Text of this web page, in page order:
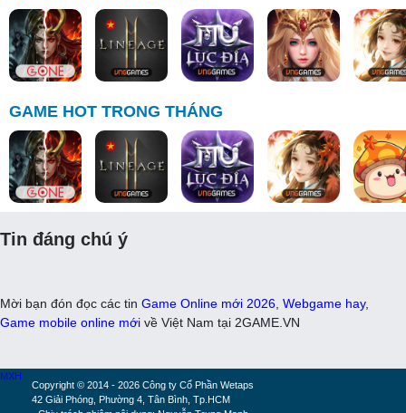
GAME HOT TRONG THÁNG
Tin đáng chú ý
Mời bạn đón đọc các tin Game Online mới 2026 Webgame hay,
Game mobile online mới về Việt Nam tại 2GAME.VN
Copyright © 2014 - 2026 Công ty Cổ Phần Wetaps
42 Giải Phóng, Phường 4, Tân Bình, Tp.HCM
MXH